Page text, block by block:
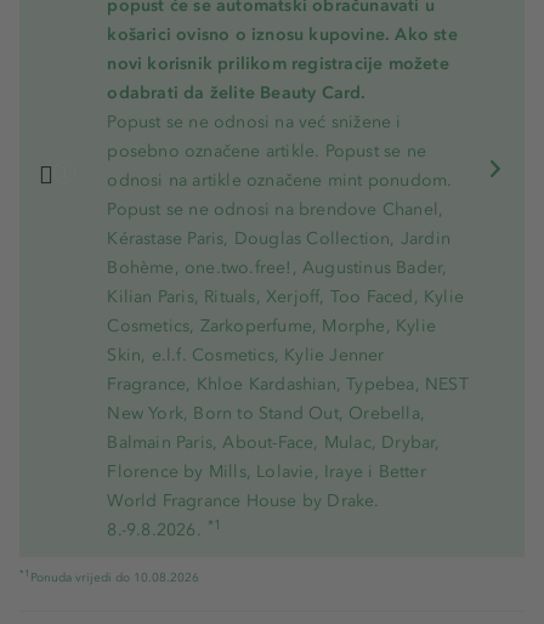
popust će se automatski obračunavati u
košarici ovisno o iznosu kupovine. Ako ste
novi korisnik prilikom registracije možete
odabrati da želite Beauty Card.
Popust se ne odnosi na već snižene i
posebno označene artikle. Popust se ne
odnosi na artikle označene mint ponudom.
Popust se ne odnosi na brendove Chanel,
Kérastase Paris, Douglas Collection, Jardin
Bohème, one.two.free!, Augustinus Bader,
Kilian Paris, Rituals, Xerjoff, Too Faced, Kylie
Cosmetics, Zarkoperfume, Morphe, Kylie
Skin, e.l.f. Cosmetics, Kylie Jenner
Fragrance, Khloe Kardashian, Typebea, NEST
New York, Born to Stand Out, Orebella,
Balmain Paris, About-Face, Mulac, Drybar,
Florence by Mills, Lolavie, Iraye i Better
World Fragrance House by Drake.
8.-9.8.2026. *1
*1 Ponuda vrijedi do 10.08.2026